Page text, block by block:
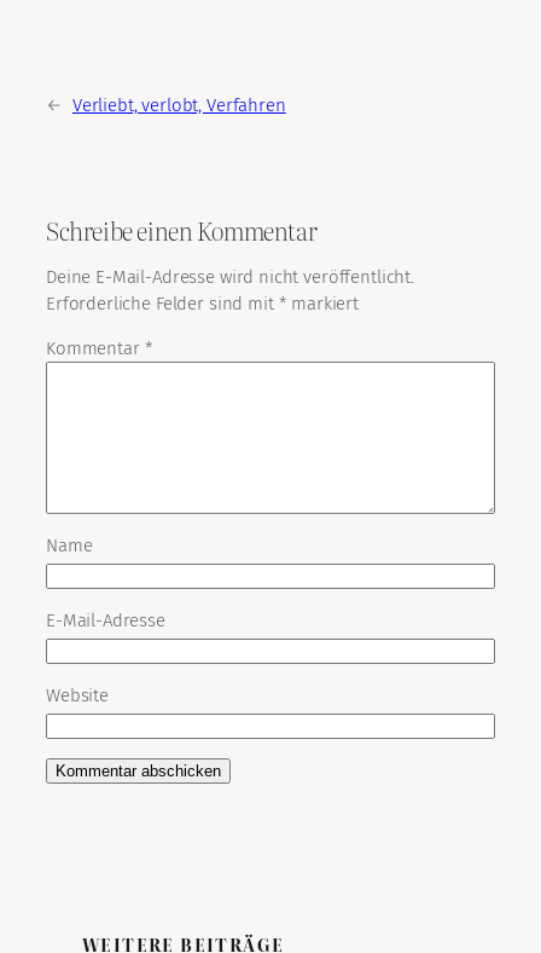
← Verliebt, verlobt, Verfahren
Schreibe einen Kommentar
Deine E-Mail-Adresse wird nicht veröffentlicht.
Erforderliche Felder sind mit * markiert
Kommentar *
Name
E-Mail-Adresse
Website
WEITERE BEITRÄGE